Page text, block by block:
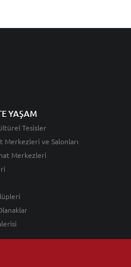
YAŞAM
Tesisler
Merkezleri ve Salonları
Merkezleri